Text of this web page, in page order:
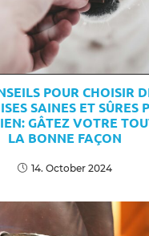
POUR CHOISIR
SAINES ET SÛRES
GÂTEZ VOTRE
LA BONNE FAÇON
14. October 2024